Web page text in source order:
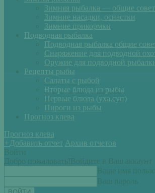
Зимняя рыбалка — общие
Зимние насадки, оснастки
Зимние прикормки
Подводная рыбалка
Подводная рыбалка общие
Снаряжение для подводной
Оружие для подводной
Рецепты рыбы
Салаты с рыбой
Вторые блюда из рыбы
Первые блюда (уха,суп)
Пироги из рыбы
Прогноз клева
Прогноз клева
+ Добавить отчет Архив отчетов
Войти
Добро пожаловать! Войдите в Ваш аккаунт
Ваше имя
Ваш пароль